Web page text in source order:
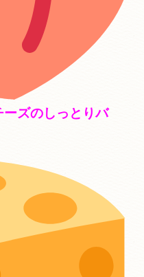
ーズのしっとりバ